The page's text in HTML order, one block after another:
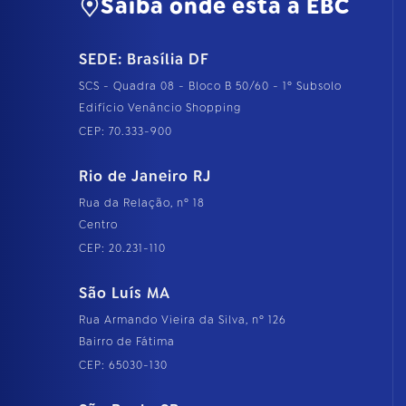
Saiba onde está a EBC
SEDE: Brasília DF
SCS - Quadra 08 - Bloco B 50/60 - 1º Subsolo
Edifício Venâncio Shopping
CEP: 70.333-900
Rio de Janeiro RJ
Rua da Relação, nº 18
Centro
CEP: 20.231-110
São Luís MA
Rua Armando Vieira da Silva, nº 126
Bairro de Fátima
CEP: 65030-130